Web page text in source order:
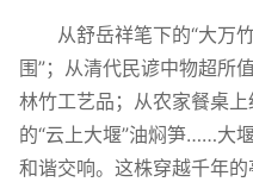
从舒岳祥笔下的“大万
围”；从清代民谚中物超所
林竹工艺品；从农家餐桌
的“云上大堰”油焖笋……大
和谐交响。这株穿越千年